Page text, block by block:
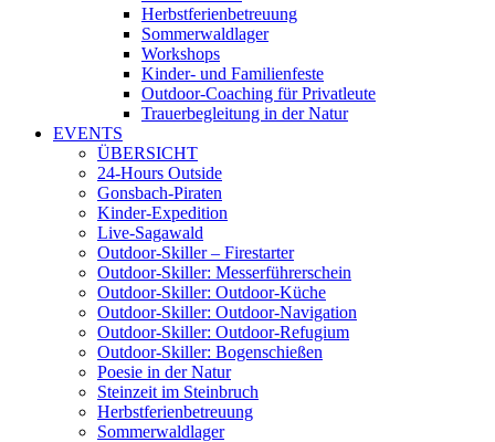
Herbstferienbetreuung
Sommerwaldlager
Workshops
Kinder- und Familienfeste
Outdoor-Coaching für Privatleute
Trauerbegleitung in der Natur
EVENTS
ÜBERSICHT
24-Hours Outside
Gonsbach-Piraten
Kinder-Expedition
Live-Sagawald
Outdoor-Skiller – Firestarter
Outdoor-Skiller: Messerführerschein
Outdoor-Skiller: Outdoor-Küche
Outdoor-Skiller: Outdoor-Navigation
Outdoor-Skiller: Outdoor-Refugium
Outdoor-Skiller: Bogenschießen
Poesie in der Natur
Steinzeit im Steinbruch
Herbstferienbetreuung
Sommerwaldlager